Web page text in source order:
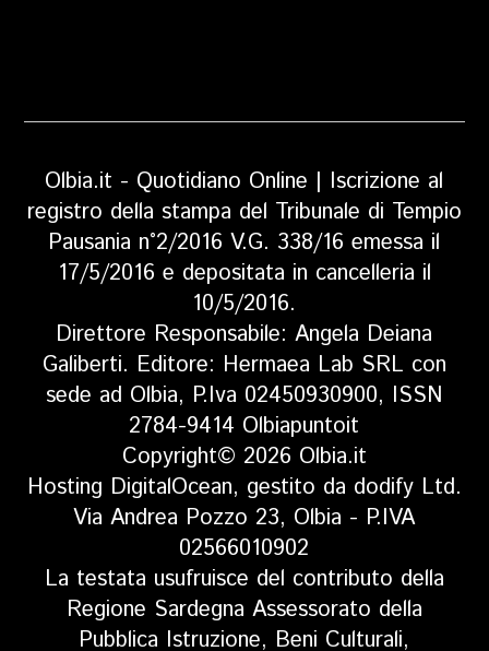
Olbia.it - Quotidiano Online | Iscrizione al
registro della stampa del Tribunale di Tempio
Pausania n°2/2016 V.G. 338/16 emessa il
17/5/2016 e depositata in cancelleria il
10/5/2016.
Direttore Responsabile: Angela Deiana
Galiberti. Editore: Hermaea Lab SRL con
sede ad Olbia, P.Iva 02450930900, ISSN
2784-9414 Olbiapuntoit
Copyright© 2026 Olbia.it
Hosting DigitalOcean, gestito da dodify Ltd.
Via Andrea Pozzo 23, Olbia - P.IVA
02566010902
La testata usufruisce del contributo della
Regione Sardegna Assessorato della
Pubblica Istruzione, Beni Culturali,